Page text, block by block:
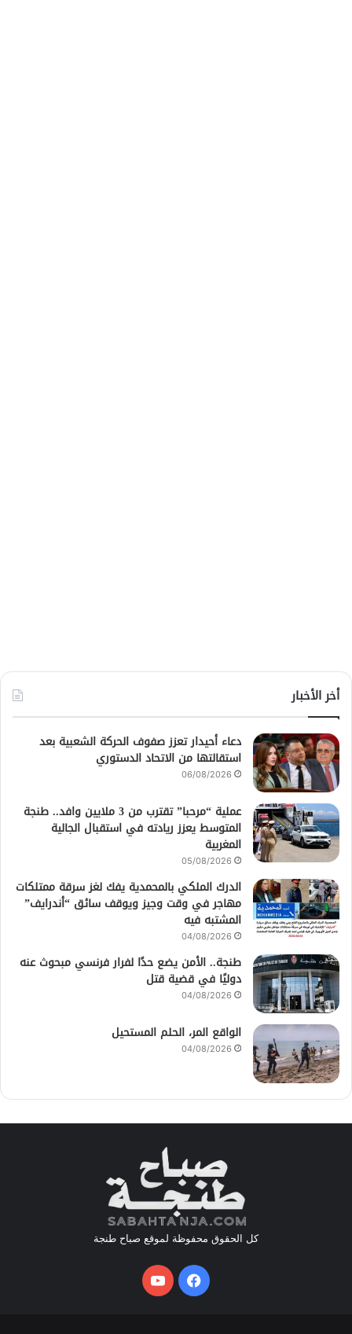
أخر الأخبار
دعاء أحيدار تعزز صفوف الحركة الشعبية بعد
استقالتها من الاتحاد الدستوري
06/08/2026
عملية “مرحبا” تقترب من 3 ملايين وافد.. طنجة
المتوسط يعزز ريادته في استقبال الجالية
المغربية
05/08/2026
الدرك الملكي بالمحمدية يفك لغز سرقة ممتلكات
مهاجر في وقت وجيز ويوقف سائق “أندرايف”
المشتبه فيه
04/08/2026
طنجة.. الأمن يضع حدًا لفرار فرنسي مبحوث عنه
دوليًا في قضية قتل
04/08/2026
الواقع المر، الحلم المستحيل
04/08/2026
كل الحقوق محفوظة لموقع صباح طنجة
فيسبوكيوتيوب